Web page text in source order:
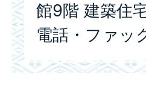
館9階 建築住
電話・ファ